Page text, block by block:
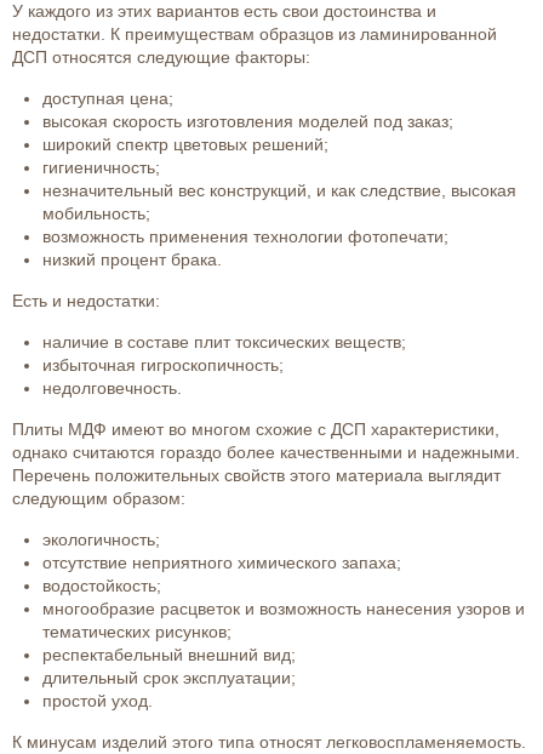
У каждого из этих вариантов есть свои достоинства и
недостатки. К преимуществам образцов из ламинированной
ДСП относятся следующие факторы:
доступная цена;
высокая скорость изготовления моделей под заказ;
широкий спектр цветовых решений;
гигиеничность;
незначительный вес конструкций, и как следствие, высокая
мобильность;
возможность применения технологии фотопечати;
низкий процент брака.
Есть и недостатки:
наличие в составе плит токсических веществ;
избыточная гигроскопичность;
недолговечность.
Плиты МДФ имеют во многом схожие с ДСП характеристики,
однако считаются гораздо более качественными и надежными.
Перечень положительных свойств этого материала выглядит
следующим образом:
экологичность;
отсутствие неприятного химического запаха;
водостойкость;
многообразие расцветок и возможность нанесения узоров и
тематических рисунков;
респектабельный внешний вид;
длительный срок эксплуатации;
простой уход.
К минусам изделий этого типа относят легковоспламеняемость.